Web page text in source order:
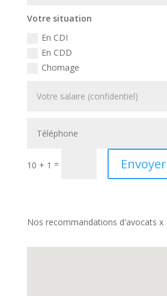
Votre situation
En CDI
En CDD
Chomage
10 + 1 = Envoyer
Nos recommandations d'avocats x